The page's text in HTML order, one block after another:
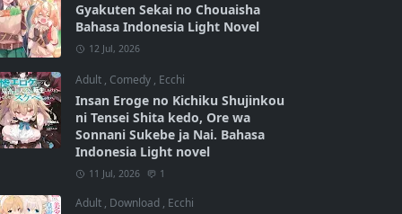
Gyakuten Sekai no Chouaisha
Bahasa Indonesia Light Novel
12 Jul, 2026
Adult , Comedy , Ecchi
Insan Eroge no Kichiku Shujinkou
ni Tensei Shita kedo, Ore wa
Sonnani Sukebe ja Nai. Bahasa
Indonesia Light novel
11 Jul, 2026 1
Adult , Download , Ecchi